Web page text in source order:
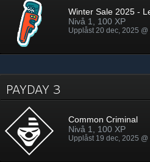
Winter Sale 2025 -
Nivå 1, 100 XP
Upplåst 20 dec, 2025 @
PAYDAY 3
Common Criminal
Nivå 1, 100 XP
Upplåst 19 dec, 2025 @